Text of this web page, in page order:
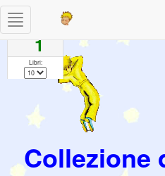
Collezione
Toggle
navigation
Pagine
1
Libri: